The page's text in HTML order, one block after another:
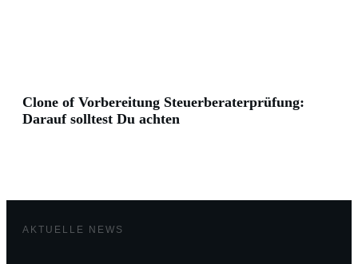
Clone of Vorbereitung Steuerberaterprüfung:
Darauf solltest Du achten
AKTUELLE NEWS